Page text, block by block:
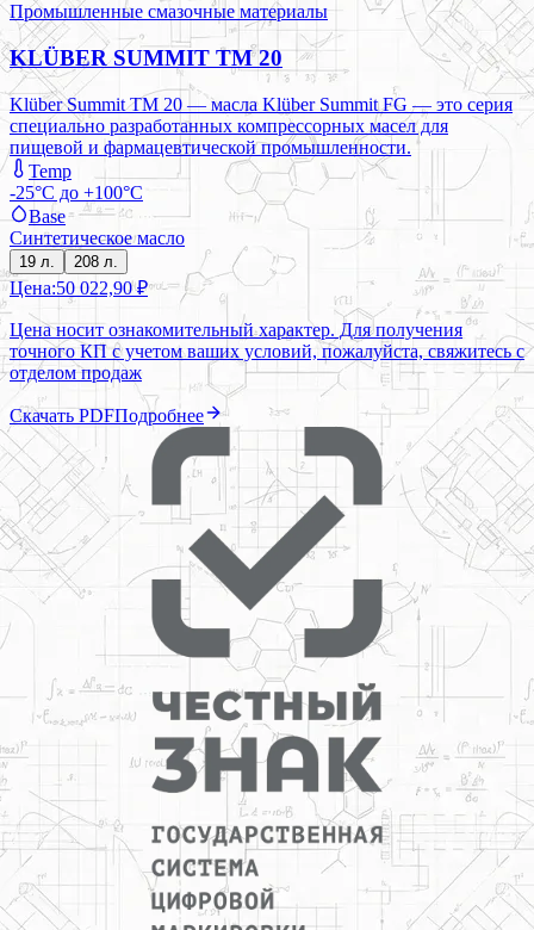
Промышленные смазочные материалы
KLÜBER SUMMIT TM 20
Klüber Summit TM 20 — масла Klüber Summit FG — это серия
специально разработанных компрессорных масел для
пищевой и фармацевтической промышленности.
Temp
-25°C до +100°C
Base
Синтетическое масло
19 л. 208 л.
Цена:50 022,90 ₽
Цена носит ознакомительный характер. Для получения
точного КП с учетом ваших условий, пожалуйста, свяжитесь с
отделом продаж
Скачать PDFПодробнее